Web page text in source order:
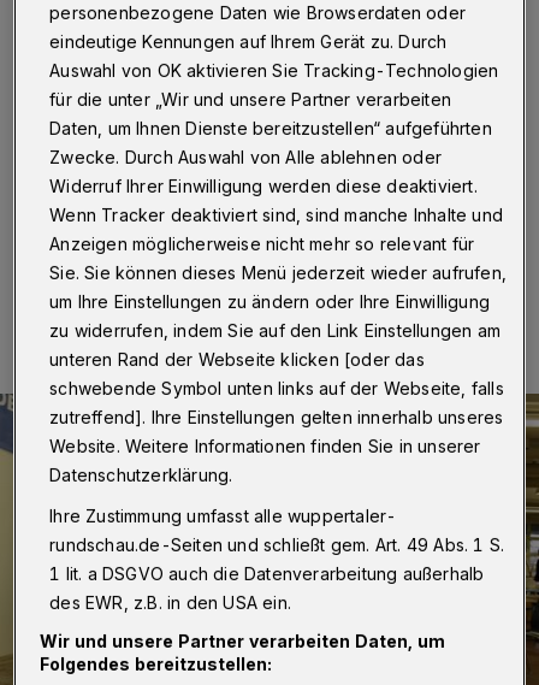
Wuppertal·Die Wuppertaler Jugendräte haben in den
vergangenen Monaten für Kinder- und
Jugendeinrichtungen Rollstuhlrampen für einstufige
Hindernisse aus gespendeten Legosteinen gebaut,
damit auch beeinträchtigte Menschen einen
barrierefreien Zugang haben.
24.11.2020 , 14:30 Uhr Eine Minute Lesezeit
personenbezogene Daten wie Browserdaten oder
eindeutige Kennungen auf Ihrem Gerät zu. Durch
Auswahl von OK aktivieren Sie Tracking-Technologien
für die unter „Wir und unsere Partner verarbeiten
Daten, um Ihnen Dienste bereitzustellen“ aufgeführten
Zwecke. Durch Auswahl von Alle ablehnen oder
Widerruf Ihrer Einwilligung werden diese deaktiviert.
Wenn Tracker deaktiviert sind, sind manche Inhalte und
Anzeigen möglicherweise nicht mehr so relevant für
Sie. Sie können dieses Menü jederzeit wieder aufrufen,
um Ihre Einstellungen zu ändern oder Ihre Einwilligung
zu widerrufen, indem Sie auf den Link Einstellungen am
unteren Rand der Webseite klicken [oder das
schwebende Symbol unten links auf der Webseite, falls
zutreffend]. Ihre Einstellungen gelten innerhalb unseres
Website. Weitere Informationen finden Sie in unserer
Datenschutzerklärung.
Ihre Zustimmung umfasst alle wuppertaler-
rundschau.de-Seiten und schließt gem. Art. 49 Abs. 1 S.
1 lit. a DSGVO auch die Datenverarbeitung außerhalb
des EWR, z.B. in den USA ein.
Wir und unsere Partner verarbeiten Daten, um
Folgendes bereitzustellen: